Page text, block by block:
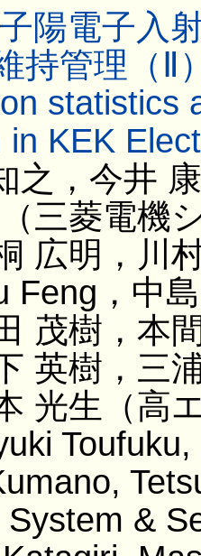
陽電子入
持管理（Ⅱ
statistics
in KEK
之，今井
三菱電機
広明，川
Feng，中
茂樹，本
英樹，三
光生（高
System &